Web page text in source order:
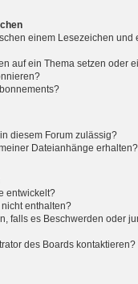
einem Lesezeichen und
auf ein Thema setzen oder
diesem Forum zulässig?
Dateianhänge erhalten?
entwickelt?
enthalten?
falls es Beschwerden oder
des Boards kontaktieren?